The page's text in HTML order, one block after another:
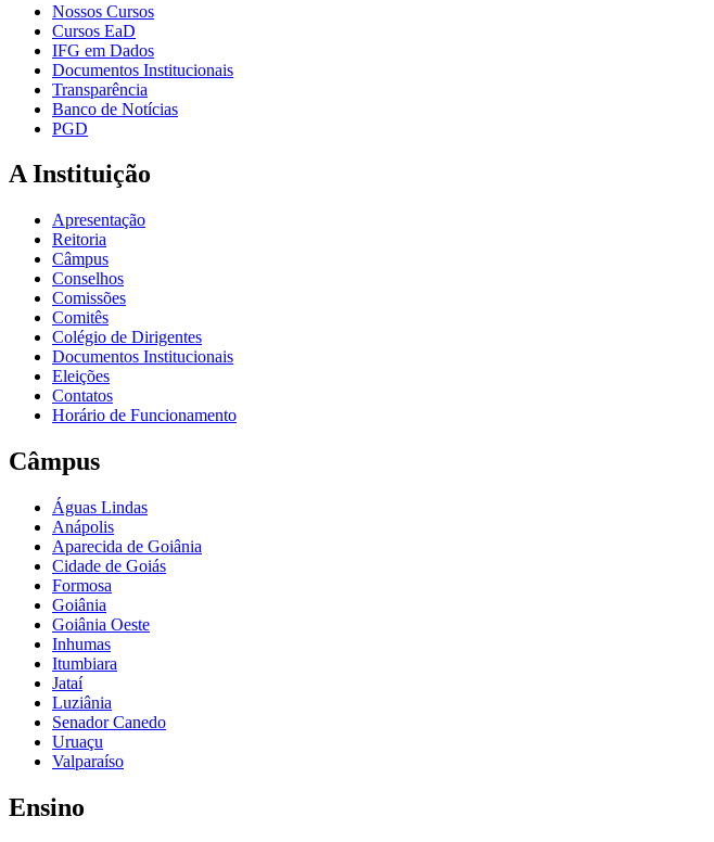
Nossos Cursos
Cursos EaD
IFG em Dados
Documentos Institucionais
Transparência
Banco de Notícias
PGD
A Instituição
Apresentação
Reitoria
Câmpus
Conselhos
Comissões
Comitês
Colégio de Dirigentes
Documentos Institucionais
Eleições
Contatos
Horário de Funcionamento
Câmpus
Águas Lindas
Anápolis
Aparecida de Goiânia
Cidade de Goiás
Formosa
Goiânia
Goiânia Oeste
Inhumas
Itumbiara
Jataí
Luziânia
Senador Canedo
Uruaçu
Valparaíso
Ensino